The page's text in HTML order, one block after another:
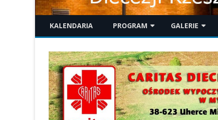
KALENDARIA PROGRAM
WYDARZENIA
PIELGRZYMKI
INNE ZAJĘCIA
GALERIE
GALERIE 2024
GALERIE 2023
GALERIE 2022